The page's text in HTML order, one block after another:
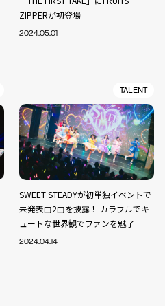
ZIPPERが初登場
2024.05.01
TALENT
SWEET STEADYが初単独イベントで
未発表曲2曲を披露！ カラフルでキ
ュートな世界観でファンを魅了
2024.04.14